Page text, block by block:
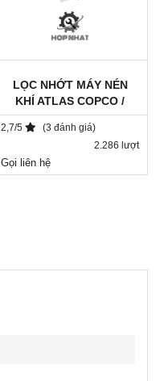
LỌC NHỚT MÁY NÉN
KHÍ ATLAS COPCO /
1513033700 / SH 8113
2,7/5
(3 đánh giá)
2.286 lượt
Gọi liên hệ